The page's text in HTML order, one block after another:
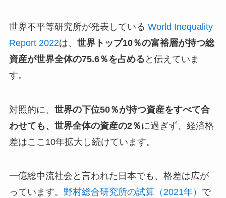
世界不平等研究所が発表している World Inequality
Report 2022は、 世界トップ10％の富裕層が持つ総
資産が世界全体の75.6％を占める と伝えていま
す。
対照的に、 世界の下位50％が持つ資産をすべて合
わせても、世界全体の資産の2％に過ぎず、経済格
差はここ10年拡大し続けています。
一億総中流社会と言われた日本でも、格差は広が
っています。 野村総合研究所の試算（2021年） で